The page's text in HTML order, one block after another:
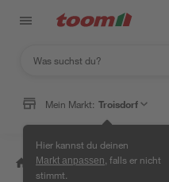
Mein Markt: Troisdorf
Hier kannst du deinen
Markt anpassen , falls er nicht
stimmt.
/ Bad & Sanitär /